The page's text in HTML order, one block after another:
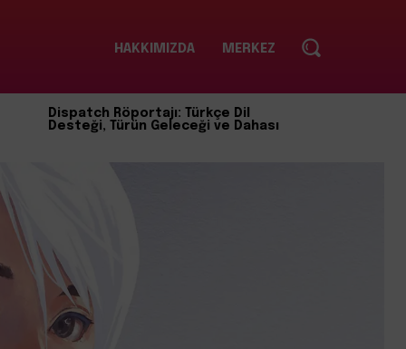
HAKKIMIZDA MERKEZ
Dispatch Röportajı: Türkçe Dil
Desteği, Türün Geleceği ve Dahası